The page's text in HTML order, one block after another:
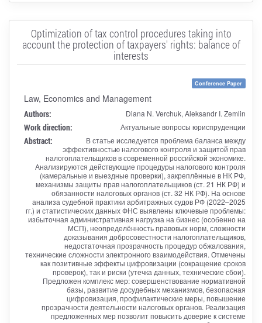
Optimization of tax control procedures taking into
account the protection of taxpayers' rights: balance of
interests
Conference Paper
Law, Economics and Management
Authors: Diana N. Verchuk, Aleksandr I. Zemlin
Work direction: Актуальные вопросы юриспруденции
Abstract:
В статье исследуется проблема баланса между
эффективностью налогового контроля и защитой прав
налогоплательщиков в современной российской экономике.
Анализируются действующие процедуры налогового контроля
(камеральные и выездные проверки), закреплённые в НК РФ,
механизмы защиты прав налогоплательщиков (ст. 21 НК РФ) и
обязанности налоговых органов (ст. 32 НК РФ). На основе
анализа судебной практики арбитражных судов РФ (2022–2025
гг.) и статистических данных ФНС выявлены ключевые проблемы:
избыточная административная нагрузка на бизнес (особенно на
МСП), неопределённость правовых норм, сложности
доказывания добросовестности налогоплательщиков,
недостаточная прозрачность процедур обжалования,
технические сложности электронного взаимодействия. Отмечены
как позитивные эффекты цифровизации (сокращение сроков
проверок), так и риски (утечка данных, технические сбои).
Предложен комплекс мер: совершенствование нормативной
базы, развитие досудебных механизмов, безопасная
цифровизация, профилактические меры, повышение
прозрачности деятельности налоговых органов. Реализация
предложенных мер позволит повысить доверие к системе